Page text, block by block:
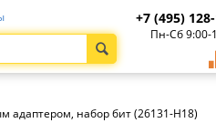
+7 (495)
Пн-Сб 9:00-
адаптером, набор бит (26131-H18)